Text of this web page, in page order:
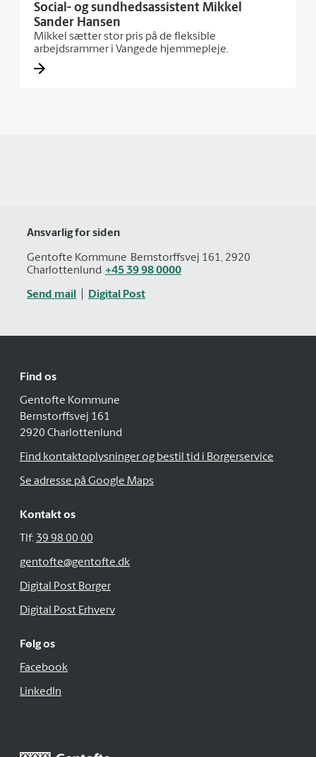
Social- og sundhedsassistent Mikkel
Sander Hansen
Mikkel sætter stor pris på de fleksible
arbejdsrammer i Vangede hjemmepleje.
Ansvarlig for siden
Gentofte Kommune Bernstorffsvej 161, 2920
Charlottenlund +45 39 98 0000
Send mail Digital Post
Find os
Gentofte Kommune
Bernstorffsvej 161
2920 Charlottenlund
Find kontaktoplysninger og bestil tid i Borgerservice
Se adresse på Google Maps
Kontakt os
Tlf: 39 98 00 00
gentofte@gentofte.dk
Digital Post Borger
Digital Post Erhverv
Følg os
Facebook
LinkedIn